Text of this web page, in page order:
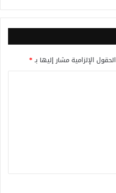
الحقول الإلزامية مشار إليها بـ*